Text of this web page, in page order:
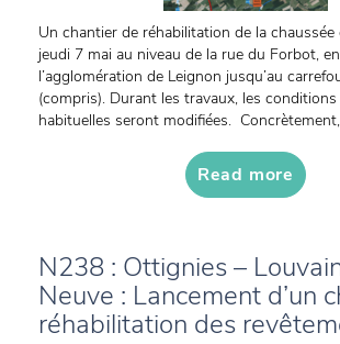
Un chantier de réhabilitation de la chaussée
jeudi 7 mai au niveau de la rue du Forbot,
l’agglomération de Leignon jusqu’au
(compris). Durant les travaux, les
habituelles seront modifiées.
Read more
N238 : Ottignies –
Neuve : Lancement d’un
réhabilitation des